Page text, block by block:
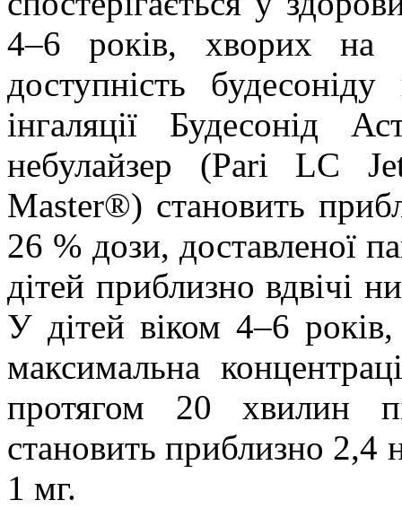
4–6 років, хворих на
доступність
інгаляції Будесонід
небулайзер (Pari LC
Master®) становить
26 % дози, доставленої
дітей приблизно вдвічі
У дітей віком 4–6
максимальна
протягом 20 хвилин
становить приблизно 2,4
1 мг.